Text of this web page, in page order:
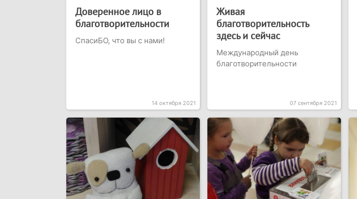
Доверенное лицо в
благотворительности
СпасиБО, что вы с нами!
14 октября 2021
Живая
благотворительность
здесь и сейчас
Международный день
благотворительности
07 сентября 2021